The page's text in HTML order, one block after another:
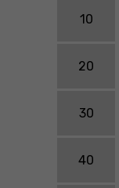
10
20
30
40